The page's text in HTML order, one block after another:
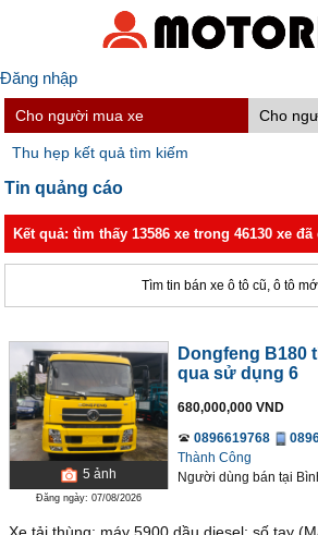
Đăng nhập
Cho người mua xe Cho
Thu hẹp kết quả tìm kiếm
Tin quảng cáo
Kết quả: tìm thấy 13586 xe trong 46130 xe
Tìm tin bán xe ô tô cũ, ô tô
5 ảnh
Đăng ngày: 07/08/2026
Dongfeng B180
qua sử dụng 6
680,000,000 VND
0896619768
Thành Công
Người dùng bán tại